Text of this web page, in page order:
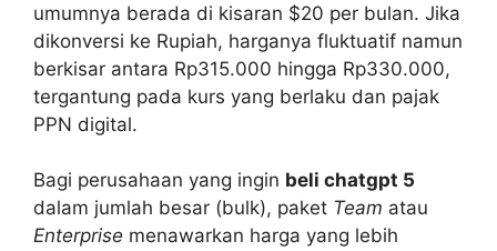
umumnya berada di kisaran $20 per bulan. Jika
dikonversi ke Rupiah, harganya fluktuatif namun
berkisar antara Rp315.000 hingga Rp330.000,
tergantung pada kurs yang berlaku dan pajak
PPN digital.
Bagi perusahaan yang ingin beli chatgpt 5
dalam jumlah besar (bulk), paket Team atau
Enterprise menawarkan harga yang lebih